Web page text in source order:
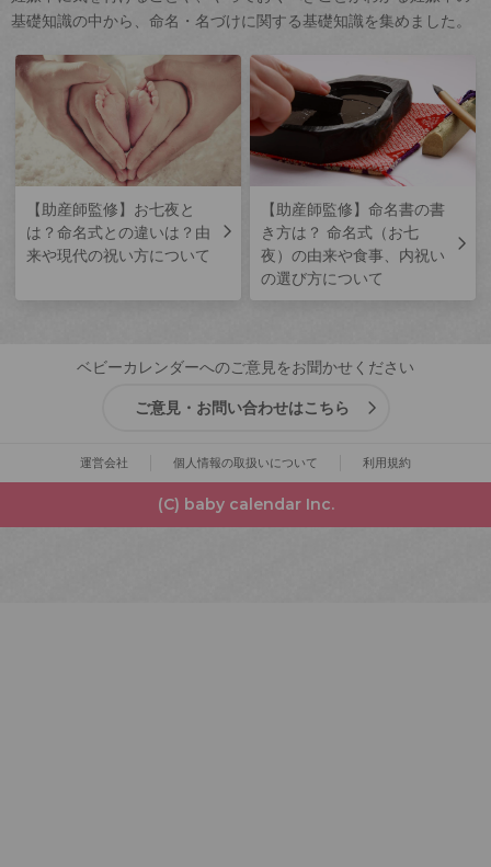
基礎知識の中から、命名・名づけに関する基礎知識を集めました。
【助産師監修】お七夜と
は？命名式との違いは？由
来や現代の祝い方について
【助産師監修】命名書の書
き方は？ 命名式（お七
夜）の由来や食事、内祝い
の選び方について
ベビーカレンダーへのご意見をお聞かせください
ご意見・お問い合わせはこちら
運営会社 個人情報の取扱いについて 利用規約
(C) baby calendar Inc.